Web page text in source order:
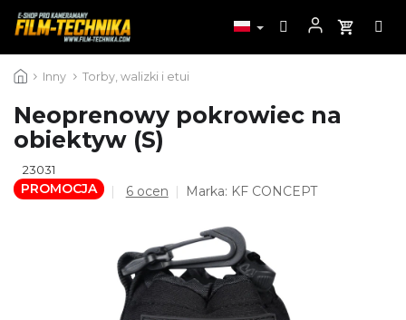
do
Inny Torby, walizki i etui
Neoprenowy pokrowiec na
obiektyw (S)
23031
PROMOCJA
Średnia
wynosi
4,8
na
5
gwiazdek.
6 ocen Marka: KF CONCEPT